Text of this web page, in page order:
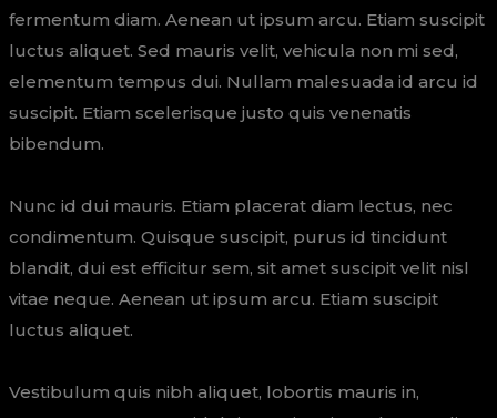
fermentum diam. Aenean ut ipsum arcu. Etiam suscipit
luctus aliquet. Sed mauris velit, vehicula non mi sed,
elementum tempus dui. Nullam malesuada id arcu id
suscipit. Etiam scelerisque justo quis venenatis
bibendum.
Nunc id dui mauris. Etiam placerat diam lectus, nec
condimentum. Quisque suscipit, purus id tincidunt
blandit, dui est efficitur sem, sit amet suscipit velit nisl
vitae neque. Aenean ut ipsum arcu. Etiam suscipit
luctus aliquet.
Vestibulum quis nibh aliquet, lobortis mauris in,